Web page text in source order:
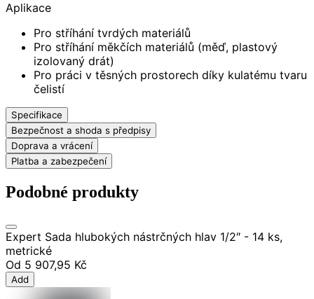
Aplikace
Pro stříhání tvrdých materiálů
Pro stříhání měkčích materiálů (měď, plastový
izolovaný drát)
Pro práci v těsných prostorech díky kulatému tvaru
čelistí
Specifikace
Bezpečnost a shoda s předpisy
Doprava a vrácení
Platba a zabezpečení
Podobné produkty
Expert Sada hlubokých nástrčných hlav 1/2″ - 14 ks,
metrické
Od 5 907,95 Kč
Add